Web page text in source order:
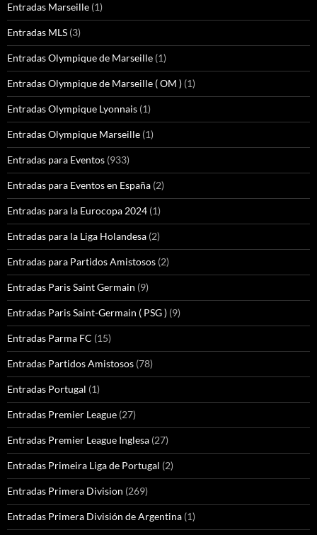
Entradas Marseille (1)
Entradas MLS (3)
Entradas Olympique de Marseille (1)
Entradas Olympique de Marseille ( OM ) (1)
Entradas Olympique Lyonnais (1)
Entradas Olympique Marseille (1)
Entradas para Eventos (933)
Entradas para Eventos en España (2)
Entradas para la Eurocopa 2024 (1)
Entradas para la Liga Holandesa (2)
Entradas para Partidos Amistosos (2)
Entradas Paris Saint Germain (9)
Entradas Paris Saint-Germain ( PSG ) (9)
Entradas Parma FC (15)
Entradas Partidos Amistosos (78)
Entradas Portugal (1)
Entradas Premier League (27)
Entradas Premier League Inglesa (27)
Entradas Primeira Liga de Portugal (2)
Entradas Primera Division (269)
Entradas Primera División de Argentina (1)